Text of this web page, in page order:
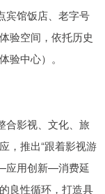
宾馆饭店、老字号
验空间，依托历史
验中心）。
合影视、文化、旅
，推出“跟着影视游
应用创新—消费延
良性循环，打造具